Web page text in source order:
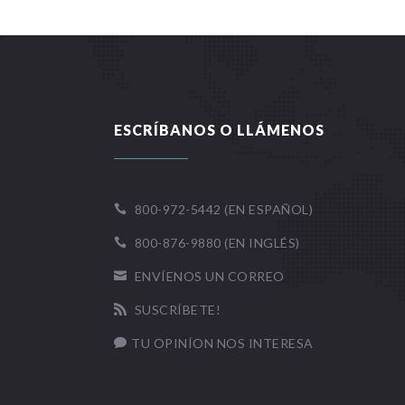
ESCRÍBANOS O LLÁMENOS
 800-972-5442 (EN ESPAÑOL)
 800-876-9880 (EN INGLÉS)
 ENVÍENOS UN CORREO
 SUSCRÍBETE!
 TU OPINÍON NOS INTERESA